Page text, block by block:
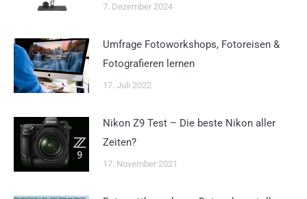
7. Dezember 2024
Umfrage Fotoworkshops, Fotoreisen &
Fotografieren lernen
17. Juli 2022
Nikon Z9 Test – Die beste Nikon aller
Zeiten?
17. November 2021